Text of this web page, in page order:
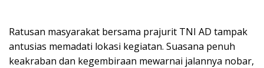
Ratusan masyarakat bersama prajurit TNI AD tampak
antusias memadati lokasi kegiatan. Suasana penuh
keakraban dan kegembiraan mewarnai jalannya nobar,